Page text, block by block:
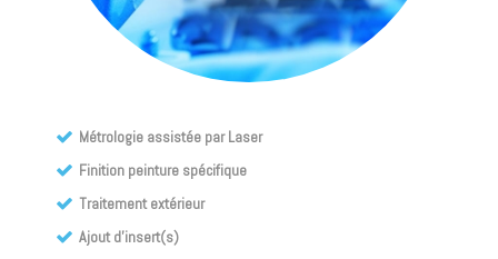
Métrologie assistée par Laser
Finition peinture spécifique
Traitement extérieur
Ajout d’insert(s)